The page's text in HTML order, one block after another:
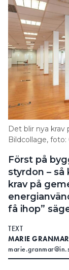
Det blir nya krav
Bildcollage,
Först på
styrdon – så
krav på
få ihop”
TEXT
MARIE GRANMAR